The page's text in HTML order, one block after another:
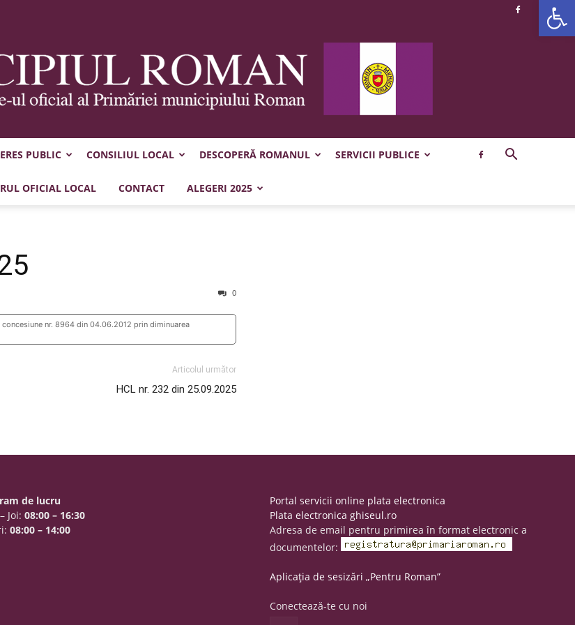
Municipiul
PUBLIC CONSILIUL LOCAL DESCOPERĂ ROMANUL SERVICII PUBLICE
OFICIAL LOCAL CONTACT ALEGERI 2025
0
nr. 8964 din 04.06.2012 prin diminuarea
Articolul următor
HCL nr. 232 din 25.09.2025
de lucru
Joi:08:00 – 16:30
08:00 – 14:00
Portal servicii online plata electronica
Plata electronica ghiseul.ro
Adresa de email pentru primirea în format electronic a
documentelor:
Aplicația de sesizări „Pentru Roman”
Conectează-te cu noi